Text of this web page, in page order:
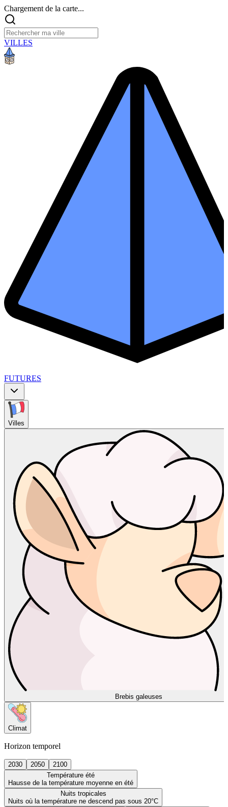
Chargement de la carte...
VILLES
FUTURES
Villes
Brebis galeuses
Climat
Horizon temporel
2030 2050
2100
Température été
Hausse de la température moyenne en été
Nuits tropicales
Nuits où la température ne descend pas sous 20°C